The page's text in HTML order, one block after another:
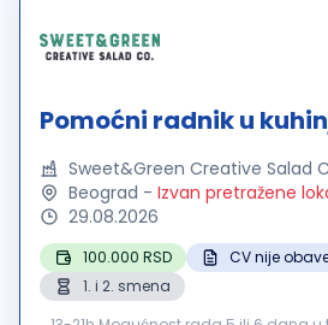
Pomoćni radnik u
Sweet&Green Creative Salad
Beograd - Izvan pretražene
29.08.2026
100.000 RSD
CV nije
1. i 2. smena